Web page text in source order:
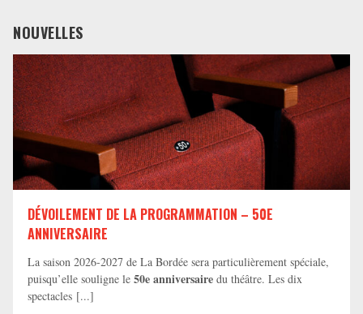
NOUVELLES
DÉVOILEMENT DE LA PROGRAMMATION – 50E
ANNIVERSAIRE
La saison 2026-2027 de La Bordée sera particulièrement spéciale,
puisqu’elle souligne le 50e anniversaire du théâtre. Les dix
spectacles [...]